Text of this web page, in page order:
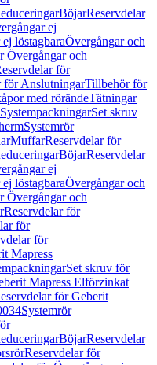
BöjarReservdelar
ej
löstagbaraÖvergångar och
Övergångar och
för
för AnslutningarTillbehör för
med rörändeTätningar
SystempackningarSet skruv
Systemrör
MuffarReservdelar för
BöjarReservdelar
ej
löstagbaraÖvergångar och
Övergångar och
Reservdelar för
för
för
Mapress
Set skruv för
Mapress Elförzinkat
för Geberit
Systemrör
BöjarReservdelar
Reservdelar för